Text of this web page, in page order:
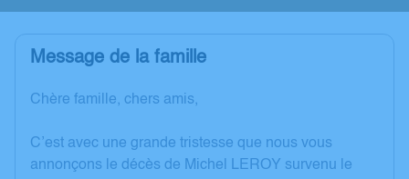
Message de la famille
Chère famille, chers amis,
C’est avec une grande tristesse que nous vous
annonçons le décès de Michel LEROY survenu le